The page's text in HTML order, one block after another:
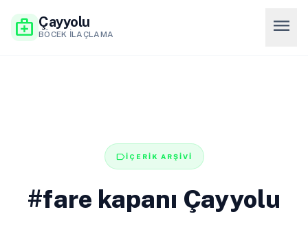
medical_services Çayyolu
BÖCEK İLAÇLAMA menu
labelİÇERİK ARŞİVİ
#fare kapanı Çayyolu